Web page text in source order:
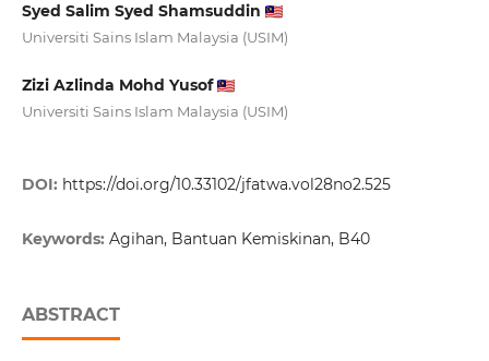
Syed Salim Syed Shamsuddin
Universiti Sains Islam Malaysia (USIM)
Zizi Azlinda Mohd Yusof
Universiti Sains Islam Malaysia (USIM)
DOI: https://doi.org/10.33102/jfatwa.vol28no2.525
Keywords: Agihan, Bantuan Kemiskinan, B40
ABSTRACT